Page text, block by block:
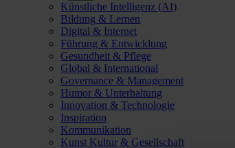
Künstliche Intelligenz (AI)
Bildung & Lernen
Digital & Internet
Führung & Entwicklung
Gesundheit & Pflege
Global & International
Governance & Management
Humor & Unterhaltung
Innovation & Technologie
Inspiration
Kommunikation
Kunst Kultur & Gesellschaft